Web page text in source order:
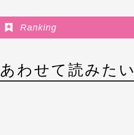
Ranking
あわせて読みたい